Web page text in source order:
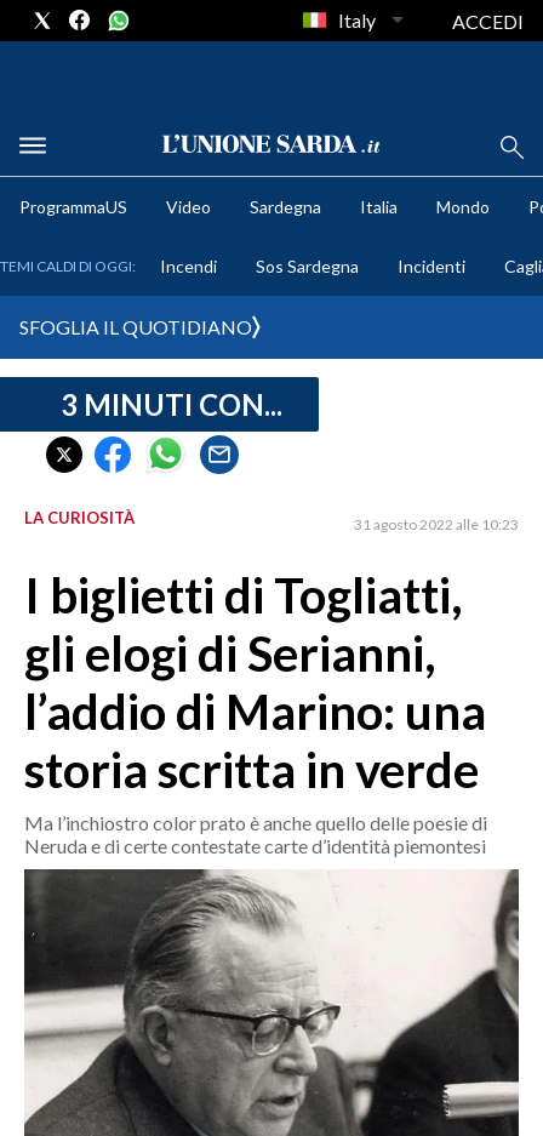
METEO
CRONACA SARDEGNA
CAGLIARI
SULCIS IGLESIENTE
ORISTANO E PROVINCIA
SASSARI E PROVINCIA
GALLURA
NUORO E PROVINCIA
OGLIASTRA
AGENDA
CRONACA
ITALIA
MONDO
ECONOMIA
SERVIZI ALLE IMPRESE
LAVORO
Italy ACCEDI
ProgrammaUS Video Sardegna Italia Mondo
TEMI CALDI DI OGGI: Incendi Sos Sardegna Incidenti
SFOGLIA IL QUOTIDIANO
3 MINUTI CON...
LA CURIOSITÀ 31 agosto 2022 alle 10:23
I biglietti di Togliatti,
gli elogi di Serianni,
l’addio di Marino: una
storia scritta in verde
Ma l’inchiostro color prato è anche quello delle poesie di
Neruda e di certe contestate carte d’identità piemontesi